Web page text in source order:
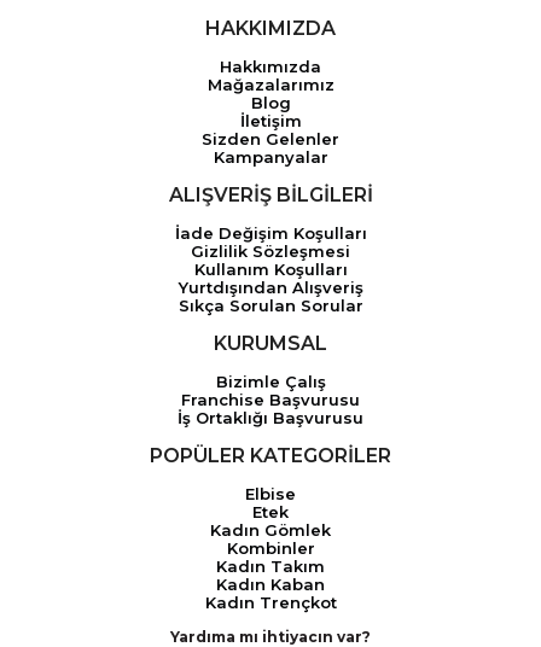
HAKKIMIZDA
Hakkımızda
Mağazalarımız
Blog
İletişim
Sizden Gelenler
Kampanyalar
ALIŞVERİŞ BİLGİLERİ
İade Değişim Koşulları
Gizlilik Sözleşmesi
Kullanım Koşulları
Yurtdışından Alışveriş
Sıkça Sorulan Sorular
KURUMSAL
Bizimle Çalış
Franchise Başvurusu
İş Ortaklığı Başvurusu
POPÜLER KATEGORİLER
Elbise
Etek
Kadın Gömlek
Kombinler
Kadın Takım
Kadın Kaban
Kadın Trençkot
Yardıma mı ihtiyacın var?